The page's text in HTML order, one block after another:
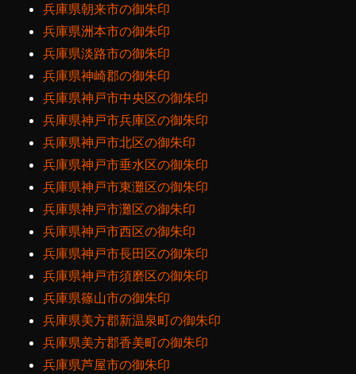
兵庫県朝来市の御朱印
兵庫県洲本市の御朱印
兵庫県淡路市の御朱印
兵庫県神崎郡の御朱印
兵庫県神戸市中央区の御朱印
兵庫県神戸市兵庫区の御朱印
兵庫県神戸市北区の御朱印
兵庫県神戸市垂水区の御朱印
兵庫県神戸市東灘区の御朱印
兵庫県神戸市灘区の御朱印
兵庫県神戸市西区の御朱印
兵庫県神戸市長田区の御朱印
兵庫県神戸市須磨区の御朱印
兵庫県篠山市の御朱印
兵庫県美方郡新温泉町の御朱印
兵庫県美方郡香美町の御朱印
兵庫県芦屋市の御朱印